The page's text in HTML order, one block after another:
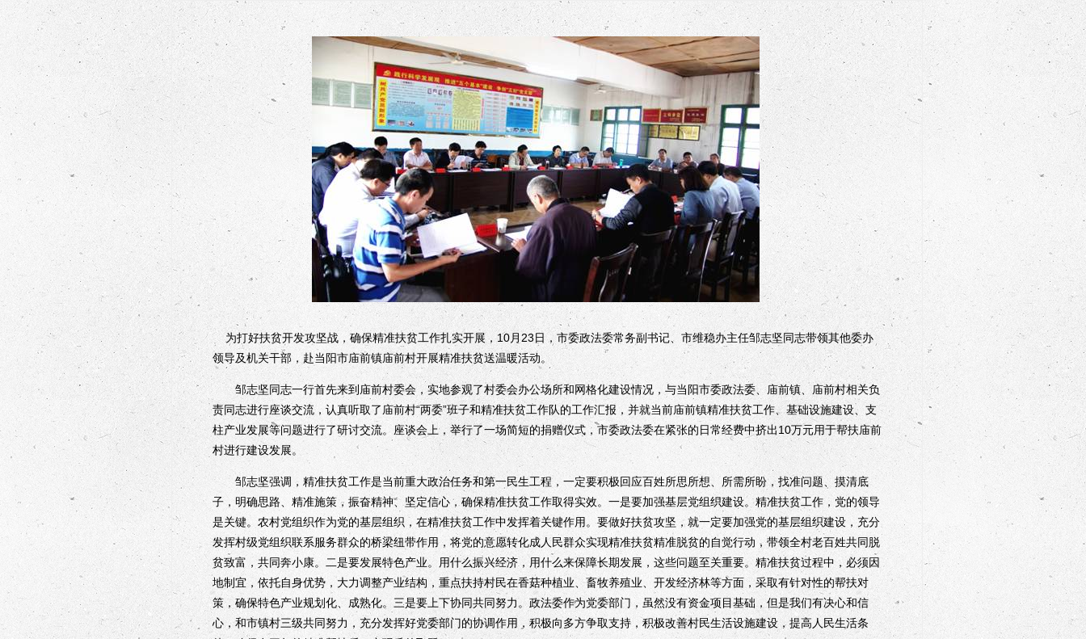
为打好扶贫开发攻坚战，确保精准扶贫工作扎实开展， 10月23日，市委政法委常务副书记、市维稳办主任邹志坚同志带领其他委办
领导及机关干部，赴当阳市庙前镇庙前村开展精准扶贫送温暖活动。
邹志坚同志一行首先来到庙前村委会，实地参观了村委会办公场所和网格化建设情况，与当阳市委政法委、庙前镇、庙前村相关负
责同志进行座谈交流，认真听取了庙前村“两委”班子和精准扶贫工作队的工作汇报，并就当前庙前镇精准扶贫工作、基础设施建设、支
柱产业发展等问题进行了研讨交流。座谈会上，举行了一场简短的捐赠仪式，市委政法委在紧张的日常经费中挤出10万元用于帮扶庙前
村进行建设发展。
邹志坚强调，精准扶贫工作是当前重大政治任务和第一民生工程，一定要积极回应百姓所思所想、所需所盼，找准问题、摸清底
子，明确思路、精准施策，振奋精神、坚定信心，确保精准扶贫工作取得实效。一是要加强基层党组织建设。精准扶贫工作，党的领导
是关键。农村党组织作为党的基层组织，在精准扶贫工作中发挥着关键作用。要做好扶贫攻坚，就一定要加强党的基层组织建设，充分
发挥村级党组织联系服务群众的桥梁纽带作用，将党的意愿转化成人民群众实现精准扶贫精准脱贫的自觉行动，带领全村老百姓共同脱
贫致富，共同奔小康。二是要发展特色产业。用什么振兴经济，用什么来保障长期发展，这些问题至关重要。精准扶贫过程中，必须因
地制宜，依托自身优势，大力调整产业结构，重点扶持村民在香菇种植业、畜牧养殖业、开发经济林等方面，采取有针对性的帮扶对
策，确保特色产业规划化、成熟化。三是要上下协同共同努力。政法委作为党委部门，虽然没有资金项目基础，但是我们有决心和信
心，和市镇村三级共同努力，充分发挥好党委部门的协调作用，积极向多方争取支持，积极改善村民生活设施建设，提高人民生活条